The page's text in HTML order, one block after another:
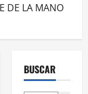
DE LA MANO
BUSCAR